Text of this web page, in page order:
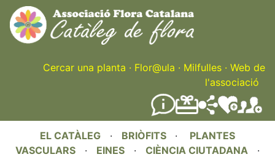
Skip
to
main
content
Cercar una planta · Flor@ula · Milfulles · Web de
l'associació
EL CATÀLEG · BRIÒFITS · PLANTES
VASCULARS · EINES · CIÈNCIA CIUTADANA ·